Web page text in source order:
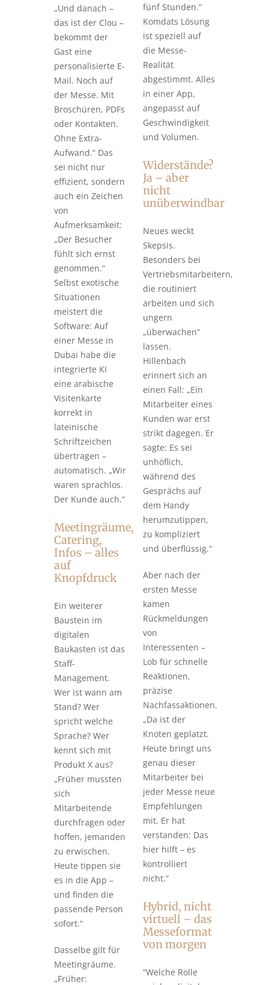
„Und danach –
das ist der Clou –
bekommt der
Gast eine
personalisierte E-
Mail. Noch auf
der Messe. Mit
Broschüren, PDFs
oder Kontakten.
Ohne Extra-
Aufwand.“ Das
sei nicht nur
effizient, sondern
auch ein Zeichen
von
Aufmerksamkeit:
„Der Besucher
fühlt sich ernst
genommen.“
Selbst exotische
Situationen
meistert die
Software: Auf
einer Messe in
Dubai habe die
integrierte KI
eine arabische
Visitenkarte
korrekt in
lateinische
Schriftzeichen
übertragen –
automatisch. „Wir
waren sprachlos.
Der Kunde auch.“
Meetingräume,
Catering,
Infos – alles
auf
Knopfdruck
Ein weiterer
Baustein im
digitalen
Baukasten ist das
Staff-
Management.
Wer ist wann am
Stand? Wer
spricht welche
Sprache? Wer
kennt sich mit
Produkt X aus?
„Früher mussten
sich
Mitarbeitende
durchfragen oder
hoffen, jemanden
zu erwischen.
Heute tippen sie
es in die App –
und finden die
passende Person
sofort.“
Dasselbe gilt für
Meetingräume.
„Früher:
fünf Stunden.“
Komdats Lösung
ist speziell auf
die Messe-
Realität
abgestimmt. Alles
in einer App,
angepasst auf
Geschwindigkeit
und Volumen.
Widerstände?
Ja – aber
nicht
unüberwindbar
Neues weckt
Skepsis.
Besonders bei
Vertriebsmitarbeitern,
die routiniert
arbeiten und sich
ungern
„überwachen“
lassen.
Hillenbach
erinnert sich an
einen Fall: „Ein
Mitarbeiter eines
Kunden war erst
strikt dagegen. Er
sagte: Es sei
unhöflich,
während des
Gesprächs auf
dem Handy
herumzutippen,
zu kompliziert
und überflüssig.“
Aber nach der
ersten Messe
kamen
Rückmeldungen
von
Interessenten –
Lob für schnelle
Reaktionen,
präzise
Nachfassaktionen.
„Da ist der
Knoten geplatzt.
Heute bringt uns
genau dieser
Mitarbeiter bei
jeder Messe neue
Empfehlungen
mit. Er hat
verstanden: Das
hier hilft – es
kontrolliert
nicht.“
Hybrid, nicht
virtuell – das
Messeformat
von morgen
“Welche Rolle